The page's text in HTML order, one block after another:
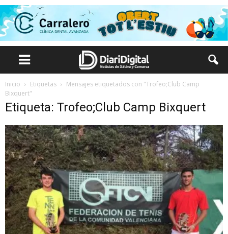
Inicio Etiquetas
Mensajes etiquetados con "Trofeo;Club Camp
Bixquert"
Etiqueta: Trofeo;Club Camp Bixquert